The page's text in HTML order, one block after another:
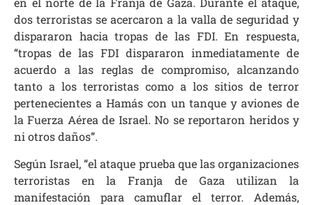
dos terroristas se acercaron a la valla de seguridad y
dispararon hacia tropas de las FDI. En respuesta,
“tropas de las FDI dispararon inmediatamente de
acuerdo a las reglas de compromiso, alcanzando
tanto a los terroristas como a los sitios de terror
pertenecientes a Hamás con un tanque y aviones de
la Fuerza Aérea de Israel. No se reportaron heridos y
ni otros daños”.
Según Israel, “el ataque prueba que las organizaciones
terroristas en la Franja de Gaza utilizan la
manifestación para camuflar el terror. Además,